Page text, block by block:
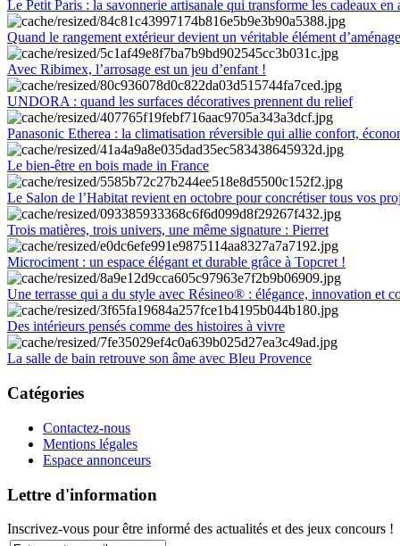
Le Petit Paris : la savonnerie artisanale qui transforme les cadeaux en
Quand le rangement extérieur devient un véritable élément
Avec Ribimex, l’arrosage est un jeu d’enfant !
UNDORA : quand les surfaces décoratives prennent du relief
Panasonic Etherea : la climatisation réversible qui allie confort,
Le bien-être en bois made in France
Le Salon de l’Habitat revient en octobre pour concrétiser tous vos
Trois matières, trois univers, une même signature : Pierret
Microciment : un espace élégant et durable grâce à Topcret !
Une terrasse qui a du style avec Résineo® : élégance, innovation et
Des intérieurs pensés comme des histoires à vivre
La salle de bain retrouve son âme avec Bleu Provence
Catégories
Contactez-nous
Mentions légales
Espace annonceurs
Lettre d'information
Inscrivez-vous pour être informé des actualités et des jeux concours !